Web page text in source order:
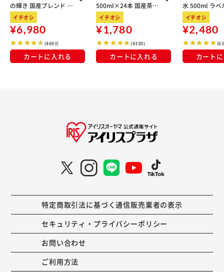
の輝き 国産ブレンド 5
kg×3袋
イチオシ
¥6,980
(4693)
カートに入れる
500ml×24本 国産茶葉
100％使用
イチオシ
¥1,780
(4330)
カートに入れる
水 500ml ラベ
イチオシ
¥2,480
カート
特定商取引法に基づく通信販売業者の表示
セキュリティ・プライバシーポリシー
お問い合わせ
ご利用方法